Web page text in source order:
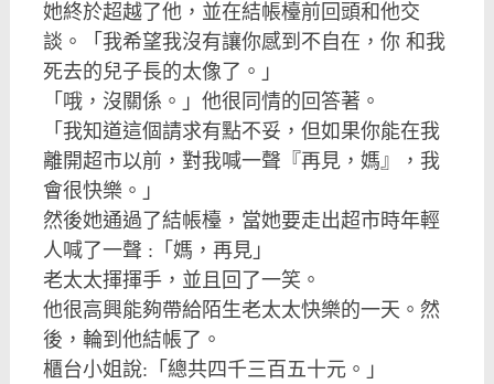
她終於超越了他，並在結帳檯前回頭和他交
談。「我希望我沒有讓你感到不自在，你 和我
死去的兒子長的太像了。」
「哦，沒關係。」他很同情的回答著。
「我知道這個請求有點不妥，但如果你能在我
離開超市以前，對我喊一聲『再見，媽』，我
會很快樂。」
然後她通過了結帳檯，當她要走出超市時年輕
人喊了一聲 : 「媽，再見」
老太太揮揮手，並且回了一笑。
他很高興能夠帶給陌生老太太快樂的一天。然
後，輪到他結帳了。
櫃台小姐說: 「總共四千三百五十元。」